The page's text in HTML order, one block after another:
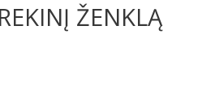
ŽENKLĄ